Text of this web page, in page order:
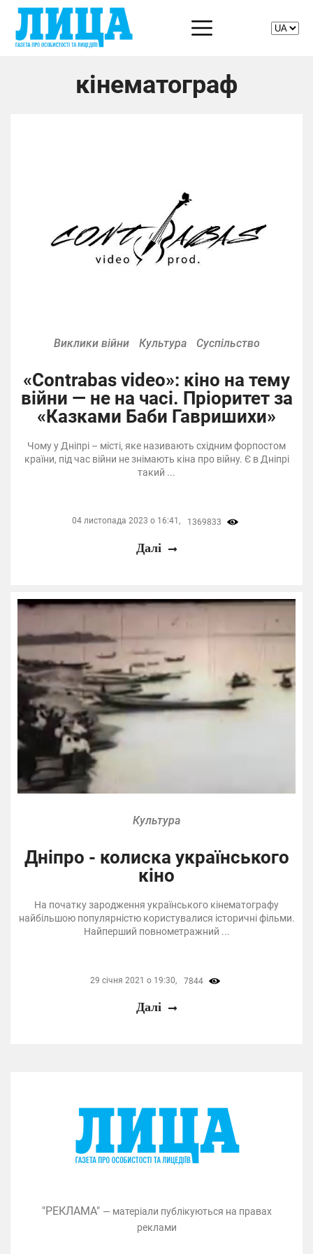
кінематограф
Виклики війни Культура Суспільство
«Contrabas video»: кіно на тему
війни — не на часі. Пріоритет за
«Казками Баби Гавришихи»
Чому у Дніпрі – місті, яке називають східним форпостом
країни, під час війни не знімають кіна про війну. Є в Дніпрі
такий ...
04 листопада 2023 о 16:41, 1369833
Далі
Культура
Дніпро - колиска українського
кіно
На початку зародження українського кінематографу
найбільшою популярністю користувалися історичні фільми.
Найперший повнометражний ...
29 січня 2021 о 19:30, 7844
Далі
"РЕКЛАМА" — матеріали публікуються на правах
реклами